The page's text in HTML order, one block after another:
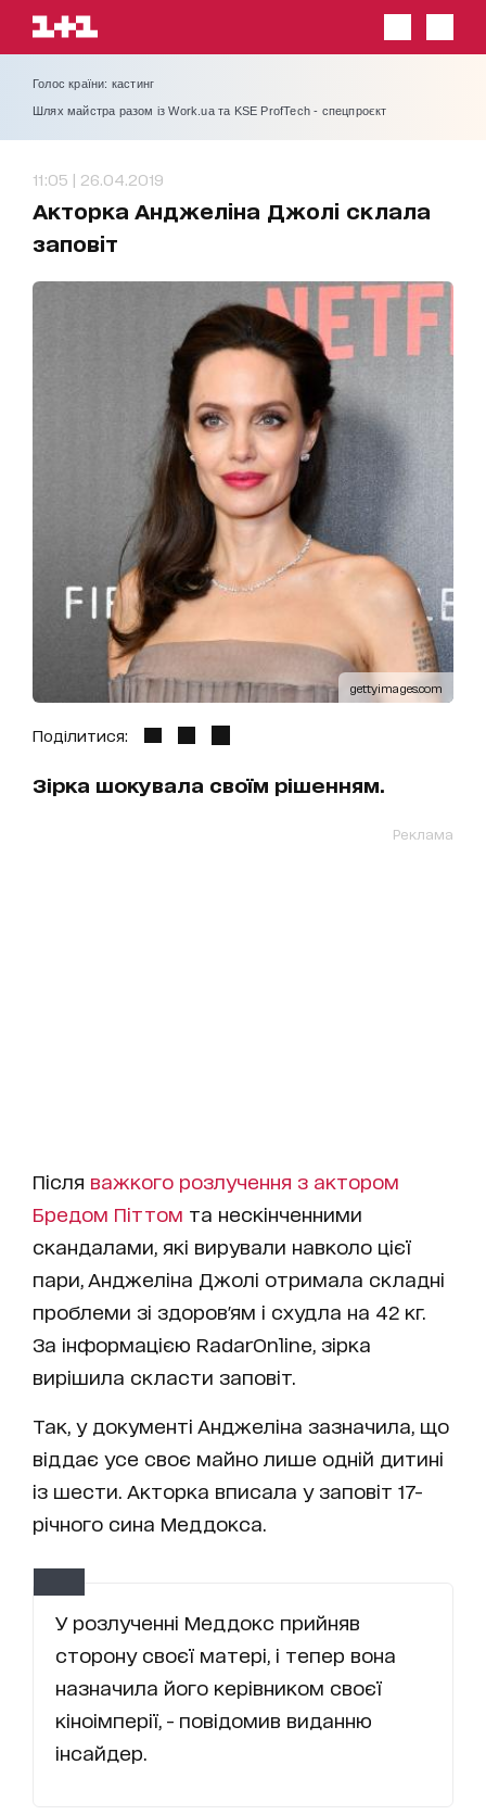
Голос країни: кастинг
Шлях майстра разом із Work.ua та KSE ProfTech - спецпроєкт
11:05 | 26.04.2019
Акторка Анджеліна Джолі склала
заповіт
gettyimages.com
Поділитися:
Зірка шокувала своїм рішенням.
Реклама
Після важкого розлучення з актором
Бредом Піттом та нескінченними
скандалами, які вирували навколо цієї
пари, Анджеліна Джолі отримала складні
проблеми зі здоров'ям і схудла на 42 кг.
За інформацією RadarOnline, зірка
вирішила скласти заповіт.
Так, у документі Анджеліна зазначила, що
віддає усе своє майно лише одній дитині
із шести. Акторка вписала у заповіт 17-
річного сина Меддокса.
У розлученні Меддокс прийняв
сторону своєї матері, і тепер вона
назначила його керівником своєї
кіноімперії, - повідомив виданню
інсайдер.